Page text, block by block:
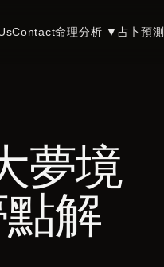
Contact命理分析 ▼ 占卜預測
夢境
解